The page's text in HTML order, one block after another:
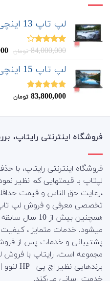
لپ تاپ 13 اینچی Dell مدل Latitude 3340
نمره
84,000,000 تومان
لپ تاپ 15 اینچی Dell مدل Inspiron 3535
نمره5.00
83,800,000 تومان
فروشگاه اینترنتی رایتاپ،
فروشگاه اینترنتی رایتاپ، با
لپتاپ با قیمتهایی کم نظیر
،رعایت حق الناس و قیمت
تخصصی معرفی و فروش لپ
همچنین بیش از
میشود. خدمات متمایز ،
پشتیبانی و خدمات پس از
مجموعه است. رایتاپ با فروش